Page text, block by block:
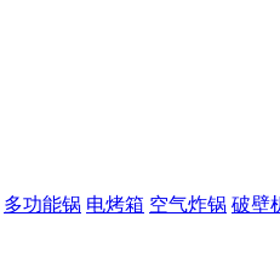
多功能锅 电烤箱 空气炸锅 破壁